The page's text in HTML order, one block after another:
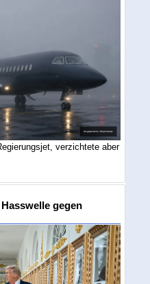
verzichtete aber
gegen